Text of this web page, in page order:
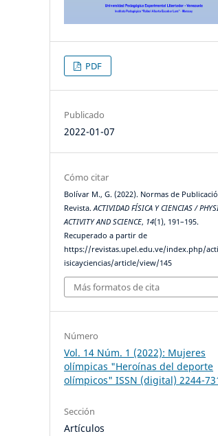
PDF
Publicado
2022-01-07
Cómo citar
Bolívar M., G. (2022). Normas de
Revista.ACTIVIDAD FÍSICA Y CIENCIAS /
ACTIVITY AND SCIENCE, 14(1), 191–195.
Recuperado a partir de
https://revistas.upel.edu.ve/index.php/
isicayciencias/article/view/145
Más formatos de cita
Número
Vol. 14 Núm. 1 (2022): Mujeres
olímpicas "Heroínas del deporte
olímpicos" ISSN (digital) 2244-
Sección
Artículos